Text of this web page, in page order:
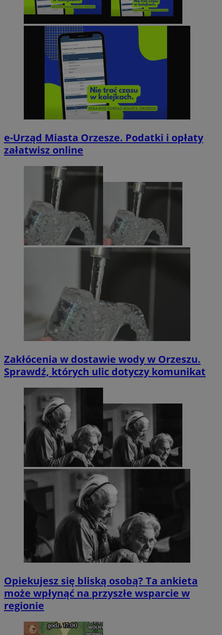
e-Urząd Miasta Orzesze. Podatki i opłaty
załatwisz online
Zakłócenia w dostawie wody w Orzeszu.
Sprawdź, których ulic dotyczy komunikat
Opiekujesz się bliską osobą? Ta ankieta
może wpłynąć na przyszłe wsparcie w
regionie